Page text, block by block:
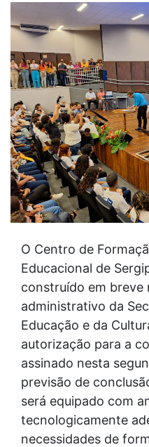
O Centro de
Educacional de
construído em breve
administrativo da
Educação e da
autorização para a
assinado nesta
previsão de
será equipado com
tecnologicamente
necessidades de